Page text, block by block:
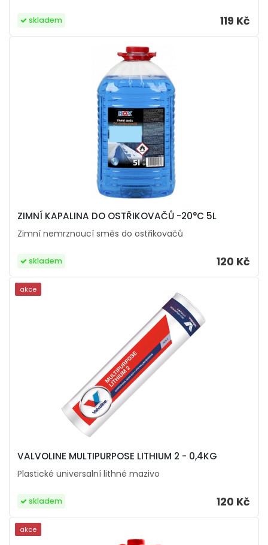
119 Kč
skladem
ZIMNÍ KAPALINA DO OSTŘIKOVAČŮ -20°C 5L
Zimní nemrznoucí směs do ostřikovačů
120 Kč
skladem
VALVOLINE MULTIPURPOSE LITHIUM 2 - 0,4KG
Plastické universalní lithné mazivo
120 Kč
skladem
akce
akce